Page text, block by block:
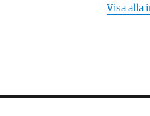
Visa alla